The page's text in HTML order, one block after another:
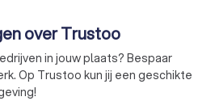
en over Trustoo
in jouw plaats? Bespaar
Op Trustoo kun jij een geschikte